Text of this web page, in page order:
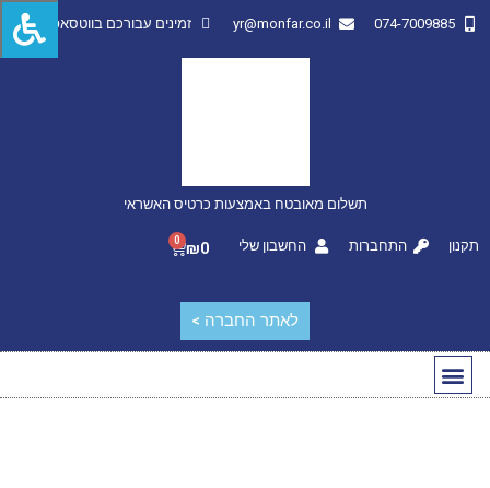
074-7009885
yr@monfar.co.il זמינים עבורכם בווטסאפ
תשלום מאובטח באמצעות כרטיס האשראי
תקנון התחברות החשבון שלי ₪0
0
לאתר החברה >